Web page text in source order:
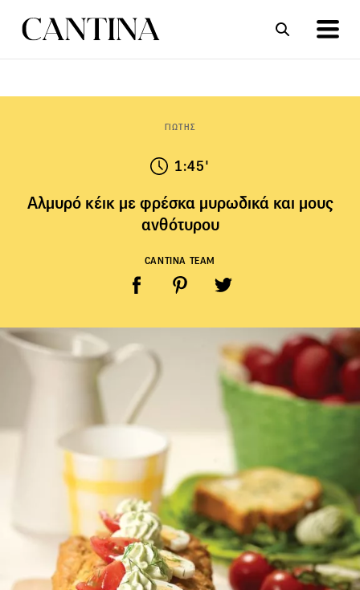
ΓΙΩΤΗΣ
1:45'
Αλμυρό κέικ με φρέσκα μυρωδικά και μους
ανθότυρου
CANTINA TEAM